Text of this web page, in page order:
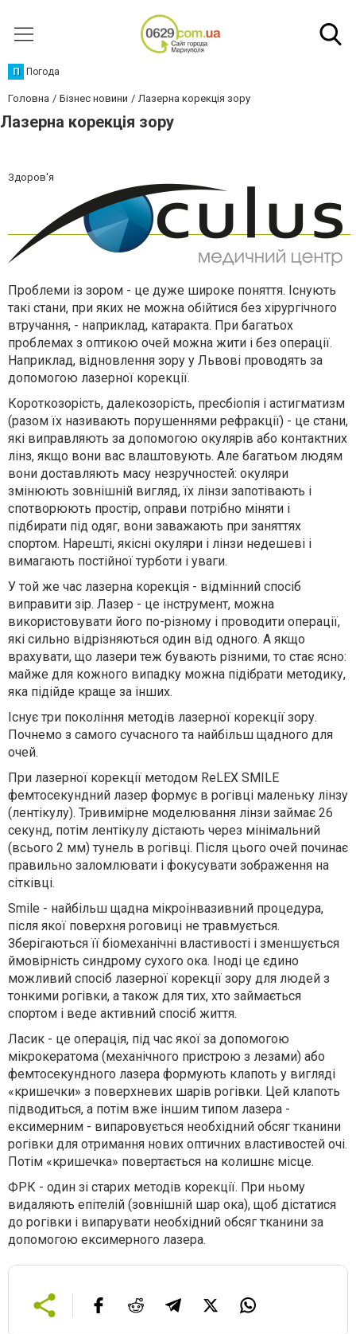
П Погода
Головна Бізнес новини Лазерна корекція зору
Лазерна корекція зору
Здоров'я
Проблеми із зором - це дуже широке поняття. Існують
такі стани, при яких не можна обійтися без хірургічного
втручання, - наприклад, катаракта. При багатьох
проблемах з оптикою очей можна жити і без операції.
Наприклад, відновлення зору у Львові проводять за
допомогою лазерної корекції.
Короткозорість, далекозорість, пресбіопія і астигматизм
(разом їх називають порушеннями рефракції) - це стани,
які виправляють за допомогою окулярів або контактних
лінз, якщо вони вас влаштовують. Але багатьом людям
вони доставляють масу незручностей: окуляри
змінюють зовнішній вигляд, їх лінзи запотівають і
спотворюють простір, оправи потрібно міняти і
підбирати під одяг, вони заважають при заняттях
спортом. Нарешті, якісні окуляри і лінзи недешеві і
вимагають постійної турботи і уваги.
У той же час лазерна корекція - відмінний спосіб
виправити зір. Лазер - це інструмент, можна
використовувати його по-різному і проводити операції,
які сильно відрізняються один від одного. А якщо
врахувати, що лазери теж бувають різними, то стає ясно:
майже для кожного випадку можна підібрати методику,
яка підійде краще за інших.
Існує три покоління методів лазерної корекції зору.
Почнемо з самого сучасного та найбільш щадного для
очей.
При лазерної корекції методом ReLEX SMILE
фемтосекундний лазер формує в рогівці маленьку лінзу
(лентікулу). Тривимірне моделювання лінзи займає 26
секунд, потім лентікулу дістають через мінімальний
(всього 2 мм) тунель в рогівці. Після цього очей починає
правильно заломлювати і фокусувати зображення на
сітківці.
Smile - найбільш щадна мікроінвазивний процедура,
після якої поверхня роговиці не травмується.
Зберігаються її біомеханічні властивості і зменшується
ймовірність синдрому сухого ока. Іноді це єдино
можливий спосіб лазерної корекції зору для людей з
тонкими рогівки, а також для тих, хто займається
спортом і веде активний спосіб життя.
Ласик - це операція, під час якої за допомогою
мікрокератома (механічного пристрою з лезами) або
фемтосекундного лазера формують клапоть у вигляді
«кришечки» з поверхневих шарів рогівки. Цей клапоть
підводиться, а потім вже іншим типом лазера -
ексимерним - випаровується необхідний обсяг тканини
рогівки для отримання нових оптичних властивостей очі.
Потім «кришечка» повертається на колишнє місце.
ФРК - один зі старих методів корекції. При ньому
видаляють епітелій (зовнішній шар ока), щоб дістатися
до рогівки і випарувати необхідний обсяг тканини за
допомогою ексимерного лазера.